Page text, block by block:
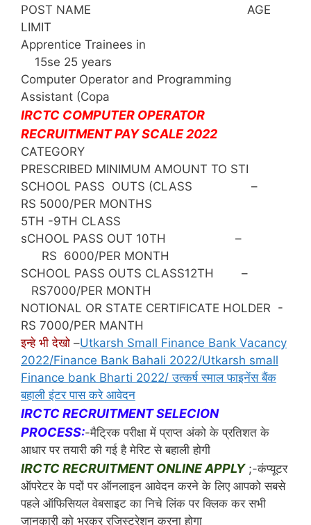
POST NAME AGE
LIMIT
Apprentice Trainees in
15se 25 years
Computer Operator and Programming
Assistant (Copa
IRCTC COMPUTER OPERATOR
RECRUITMENT PAY SCALE 2022
CATEGORY
PRESCRIBED MINIMUM AMOUNT TO STI
SCHOOL PASS OUTS (CLASS –
RS 5000/PER MONTHS
5TH -9TH CLASS
sCHOOL PASS OUT 10TH –
RS 6000/PER MONTH
SCHOOL PASS OUTS CLASS12TH –
RS7000/PER MONTH
NOTIONAL OR STATE CERTIFICATE HOLDER -
RS 7000/PER MANTH
इन्हे भी देखो –Utkarsh Small Finance Bank Vacancy
2022/Finance Bank Bahali 2022/Utkarsh small
Finance bank Bharti 2022/ उत्कर्ष स्माल फाइनेंस बैंक
बहाली इंटर पास करे आवेदन
IRCTC RECRUITMENT SELECION
PROCESS:-मैट्रिक परीक्षा में प्राप्त अंको के प्रतिशत के
आधार पर तयारी की गई है मेरिट से बहाली होगी
IRCTC RECRUITMENT ONLINE APPLY;-कंप्यूटर
ऑपरेटर के पदों पर ऑनलाइन आवेदन करने के लिए आपको सबसे
पहले ऑफिसियल वेबसाइट का निचे लिंक पर क्लिक कर सभी
जानकारी को भरकर रजिस्ट्रेशन करना होगा